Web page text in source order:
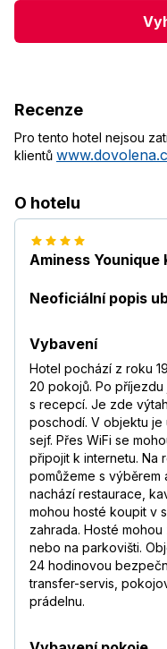
Recenze
Pro tento hotel nejsou
klientů
O hotelu
Aminess
Neoficiální popis
Vybavení
Hotel pochází z roku
20 pokojů. Po příjezdu
s recepcí. Je zde
poschodí. V objektu
sejf. Přes WiFi se
připojit k internetu. Na
pomůžeme s výběrem
nachází restaurace,
mohou hosté koupit v
zahrada. Hosté
nebo na parkovišti.
24 hodinovou
transfer-servis,
prádelnu.